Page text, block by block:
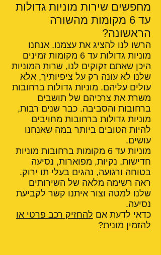
מחפשים שירות מוניות גדולות
עד 6 מקומות מהשורה
הראשונה?
הרשו לנו להציג את עצמנו. אנחנו
מוניות גדולות עד 6 מקומות זמינים
היכן שאתם זקוקים לנו, שרות המוניות
שלנו לא עונה רק על ציפיותיך, אלא
עולים עליהם. מוניות גדולות ברחובות
משרת את צרכיהם של תושבים
ברחובות והסביבה. כבר שנים רבות,
מוניות גדולות ברחובות מחויבים
להיות הטובים ביותר במה שאנחנו
עושים.
מוניות עד 6 מקומות ברחובות מוניות
חדישות, נקיות, מפוארות, נסיעה
בטוחה ורגועה, נהגים בעלי תו ירוק.
ראה רשימה מלאה של השירותים
שלנו למטה וצור איתנו קשר לקביעת
נסיעה.
כדאי לדעת אם להחזיק רכב פרטי או
להזמין מונית?